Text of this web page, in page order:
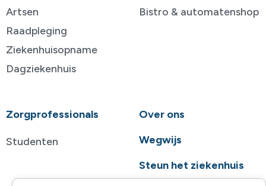
Artsen
Raadpleging
Ziekenhuisopname
Dagziekenhuis
Bistro & automatenshop
Zorgprofessionals
Studenten
Over ons
Wegwijs
Steun het ziekenhuis